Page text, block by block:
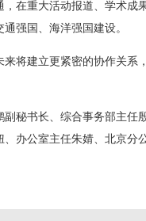
，在重大活动报道、学术成
强国、海洋强国建设。
来将建立更紧密的协作关系
副秘书长、综合事务部主任
、办公室主任朱婧、北京分